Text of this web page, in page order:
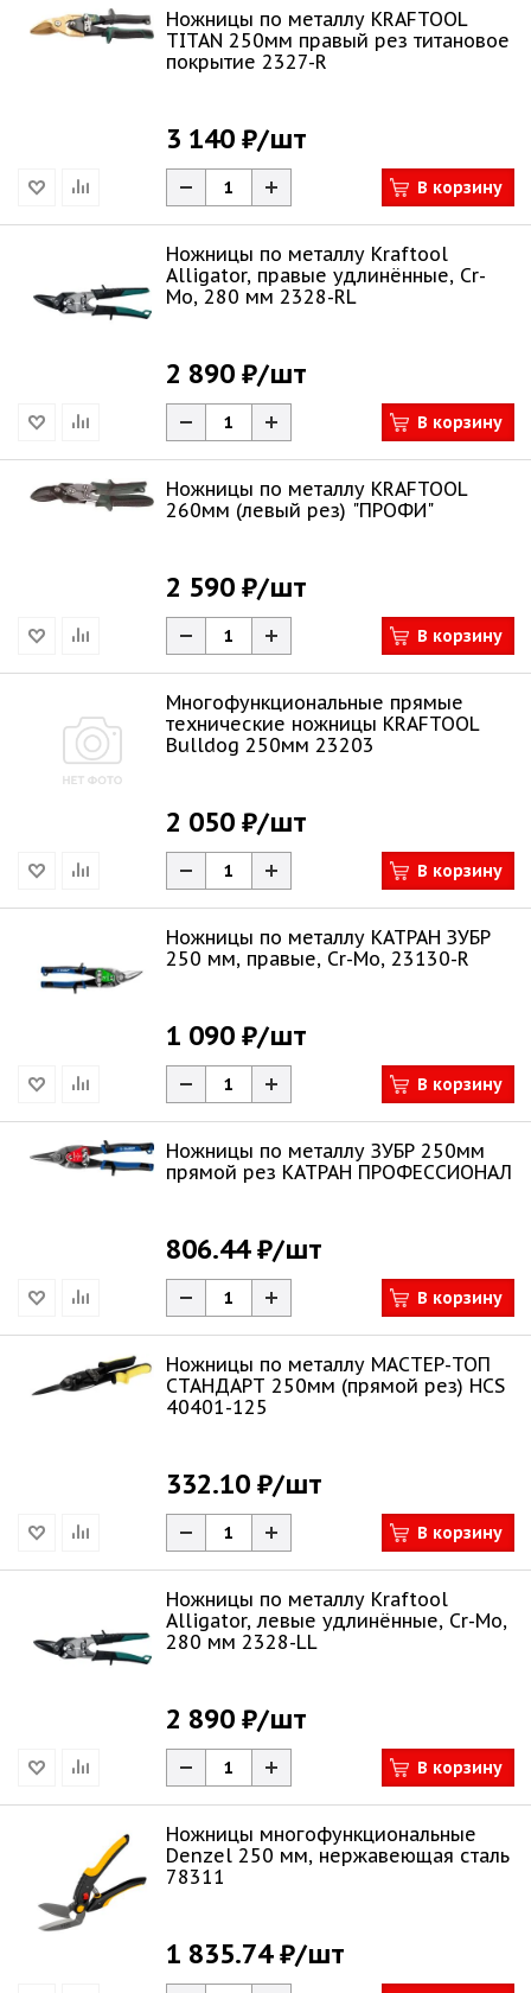
Ножницы по металлу KRAFTOOL
TITAN 250мм правый рез титановое
покрытие 2327-R
3 140 ₽/шт
В корзину
Ножницы по металлу Kraftool
Alligator, правые удлинённые, Cr-
Mo, 280 мм 2328-RL
2 890 ₽/шт
В корзину
Ножницы по металлу KRAFTOOL
260мм (левый рез) "ПРОФИ"
2 590 ₽/шт
В корзину
Многофункциональные прямые
технические ножницы KRAFTOOL
Bulldog 250мм 23203
2 050 ₽/шт
В корзину
Ножницы по металлу КАТРАН ЗУБР
250 мм, правые, Cr-Mo, 23130-R
1 090 ₽/шт
В корзину
Ножницы по металлу ЗУБР 250мм
прямой рез КАТРАН ПРОФЕССИОНАЛ
806.44 ₽/шт
В корзину
Ножницы по металлу МАСТЕР-ТОП
СТАНДАРТ 250мм (прямой рез) HCS
40401-125
332.10 ₽/шт
В корзину
Ножницы по металлу Kraftool
Alligator, левые удлинённые, Cr-Mo,
280 мм 2328-LL
2 890 ₽/шт
В корзину
Ножницы многофункциональные
Denzel 250 мм, нержавеющая сталь
78311
1 835.74 ₽/шт